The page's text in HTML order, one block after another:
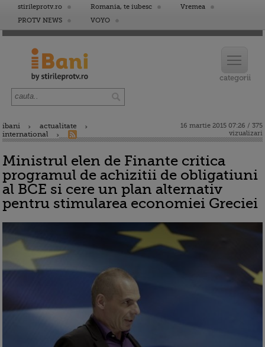
stirileprotv.ro Romania, te iubesc
Vremea
PROTV NEWS
VOYO
ibani
actualitate
international
16 martie 2015 07:26 / 375
vizualizari
Ministrul elen de Finante critica
programul de achizitii de obligatiuni
al BCE si cere un plan alternativ
pentru stimularea economiei Greciei